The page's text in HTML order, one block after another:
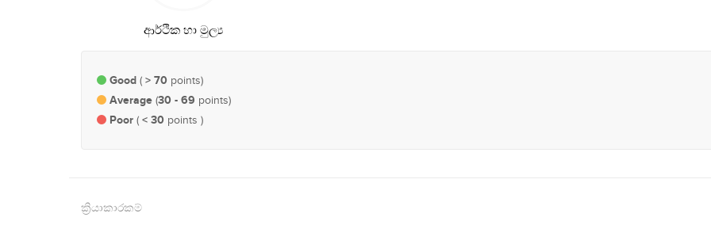
ආර්ථික හා මුල්‍ය
Good ( > 70 points)
Average (30 - 69 points)
Poor ( < 30 points )
ක්‍රියාකාරකම්